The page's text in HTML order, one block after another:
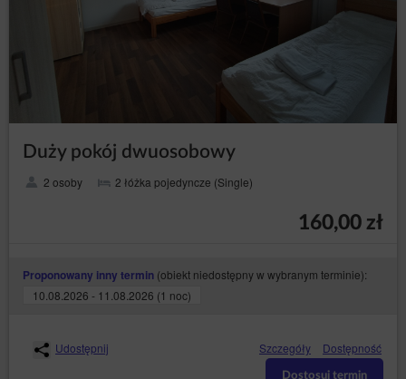
obsługi plików cookies niezbędnych dla procesów
uwierzytelniania, bezpieczeństwa, utrzymania
preferencji Gościa/Użytkownika Serwisu może
utrudnić, a w skrajnych przypadkach może
uniemożliwić korzystanie z Serwisu.
Jeżeli Gość/Użytkownik Serwisu nie wyraża zgody na
korzystanie przez Serwis z plików cookies, może
skorzystać z opcji: „Nie wyrażam zgody”, dostępnej
również w komunikacie o korzystaniu z plików cookies
przez Sklep internetowy bądź dokonać zmian w
aktualnie korzysta (może to jednak spowodować
W celu zarządzania ustawieniami cookies, należy
Internet Explorer
Duży pokój dwuosobowy
2 osoby 2 łóżka pojedyncze (Single)
160,00 zł
Proponowany inny termin (obiekt niedostępny w wybranym terminie):
10.08.2026 - 11.08.2026 (1 noc)
Udostępnij Szczegóły Dostępność
Dostosuj termin